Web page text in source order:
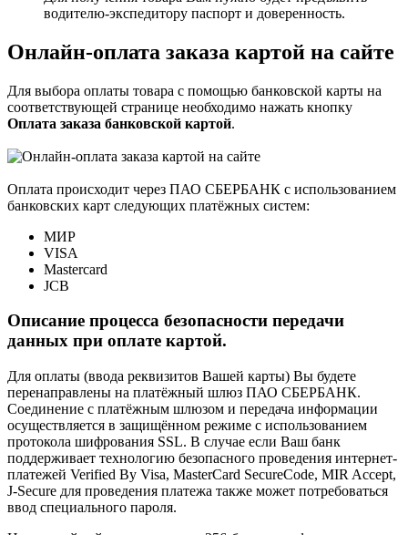
водителю-экспедитору паспорт и доверенность.
Онлайн-оплата заказа картой на сайте
Для выбора оплаты товара с помощью банковской карты на
соответствующей странице необходимо нажать кнопку
Оплата заказа банковской картой.
Оплата происходит через ПАО СБЕРБАНК с использованием
банковских карт следующих платёжных систем:
МИР
VISA
Mastercard
JCB
Описание процесса безопасности передачи
данных при оплате картой.
Для оплаты (ввода реквизитов Вашей карты) Вы будете
перенаправлены на платёжный шлюз ПАО СБЕРБАНК.
Соединение с платёжным шлюзом и передача информации
осуществляется в защищённом режиме с использованием
протокола шифрования SSL. В случае если Ваш банк
поддерживает технологию безопасного проведения интернет-
платежей Verified By Visa, MasterCard SecureCode, MIR Accept,
J-Secure для проведения платежа также может потребоваться
ввод специального пароля.